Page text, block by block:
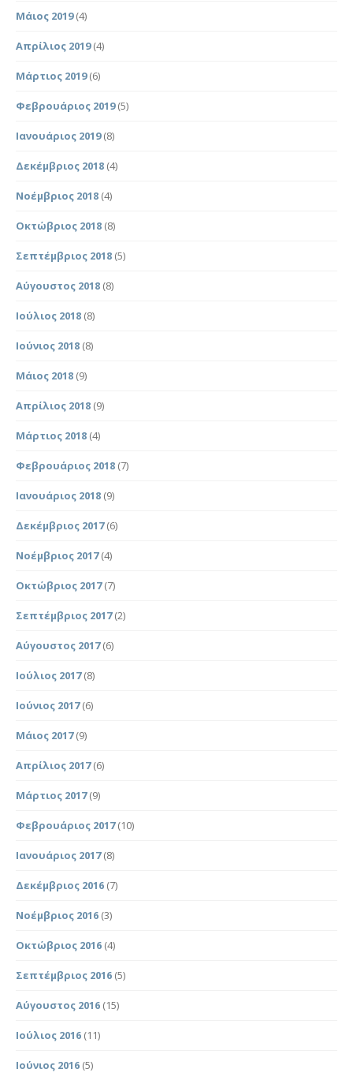
Μάιος 2019(4)
Απρίλιος 2019(4)
Μάρτιος 2019(6)
Φεβρουάριος 2019(5)
Ιανουάριος 2019(8)
Δεκέμβριος 2018 (4)
Νοέμβριος 2018 (4)
Οκτώβριος 2018 (8)
Σεπτέμβριος 2018 (5)
Αύγουστος 2018 (8)
Ιούλιος 2018 (8)
Ιούνιος 2018 (8)
Μάιος 2018 (9)
Απρίλιος 2018 (9)
Μάρτιος 2018 (4)
Φεβρουάριος 2018 (7)
Ιανουάριος 2018 (9)
Δεκέμβριος 2017(6)
Νοέμβριος 2017(4)
Οκτώβριος 2017(7)
Σεπτέμβριος 2017(2)
Αύγουστος 2017(6)
Ιούλιος 2017(8)
Ιούνιος 2017(6)
Μάιος 2017(9)
Απρίλιος 2017(6)
Μάρτιος 2017(9)
Φεβρουάριος 2017(10)
Ιανουάριος 2017(8)
Δεκέμβριος 2016 (7)
Νοέμβριος 2016 (3)
Οκτώβριος 2016 (4)
Σεπτέμβριος 2016 (5)
Αύγουστος 2016 (15)
Ιούλιος 2016 (11)
Ιούνιος 2016 (5)